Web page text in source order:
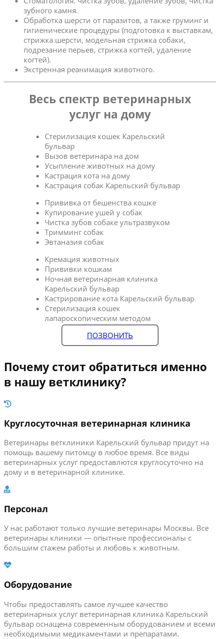
зубного камня.
Обработка шерсти от паразитов, а также груминг и
гигиенические процедуры (подготовка к выставкам,
стрижка шерсти, модельная стрижка собаки,
подрезание перьев, стрижка когтей, удаление
когтей).
Экстренная реанимация животного.
Весь спектр ветеринарных
услуг на дому
Стерилизация кошек Карельский
бульвар
Вызов ветеринара на дом
Усыпление животных на дому
Кастрация кота на дому
Кастрация собак Карельский бульвар
Прививка от бешенства кошке
Купирование ушей у собак
Чистка зубов собаке ультразвуком
Тримминг собак
Эвтаназия собак
Кремация животных
Прививки кошкам
Ночная ветеринарная клиника
Карельский бульвар
Кастрирование кота Карельский бульвар
Стерилизация кошек
лапароскопическим методом
ПОЗВОНИТЬ
Почему стоит обратиться именно
в нашу ветклинику?
Круглосуточная ветеринарная клиника
Ветеринары ветклиники Карельский бульвар придут на
помощь вашему питомцу в любое время. Все виды
ветеринарных услуг предоставлются круглосуточно на
дому и в ветеринарной клинике.
Персонал
У нас работают только лучшие ветеринары Москвы. Все
ветеринары клиники — опытные профессионалы с
большим стажем работы и любовь к животным.
Оборудование
Чтобы предоставлять самое лучшее качество
ветеринарных услуг ветеринарная клиника Карельский
бульвар оснащена современным оборудованием и всеми
необходимыми медикаментами и препаратами.